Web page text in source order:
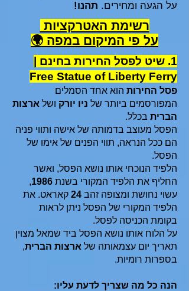
על הגעה ומחירים. תהנו!
רשימת האטרקציות
על פי המיקום במפה 🌍
1. שיט לפסל החירות בחינם |
Free Statue of Liberty Ferry
פסל החירות הוא אחד הסמלים
המפורסמים ביותר של ניו יורק ושל ארצות
הברית בכלל.
הפסל מעוצב בדמותה של אישה ותווי פניה
הם ככל הנראה, תווי הפנים של אימו של
הפסל.
הלפיד הנוכחי אותו נושא הפסל, ואשר
החליף את הלפיד המקורי בשנת
,
עשוי נחושת ומצופה זהב
קאראט. את
הלפיד המקורי של הפסל ניתן לראות
בקומת הכניסה לפסל.
על הלוח אותו נושא הפסל ביד שמאל מצוין
תאריך יום עצמאותה של ארצות הברית,
בספרות רומיות.
הנה כל מה שצריך לדעת עליו: